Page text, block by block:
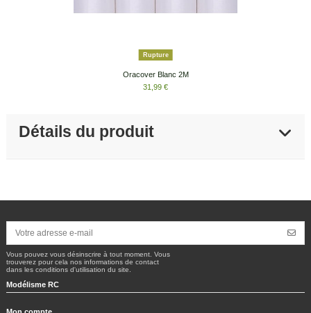
Rupture
Oracover Blanc 2M
31,99 €
Détails du produit
Vous pouvez vous désinscrire à tout moment. Vous
trouverez pour cela nos informations de contact
dans les conditions d'utilisation du site.
Modélisme RC
Mon compte